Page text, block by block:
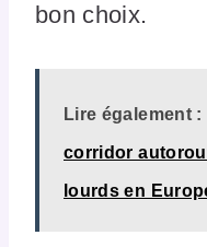
bon choix.
Lire également :
corridor
lourds en